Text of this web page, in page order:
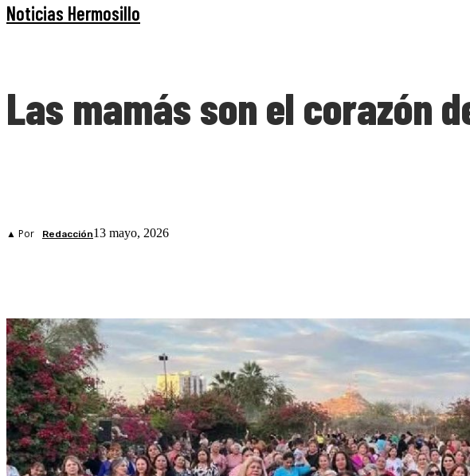
Noticias Hermosillo
Las mamás son el corazón
▲ Por Redacción13 mayo, 2026